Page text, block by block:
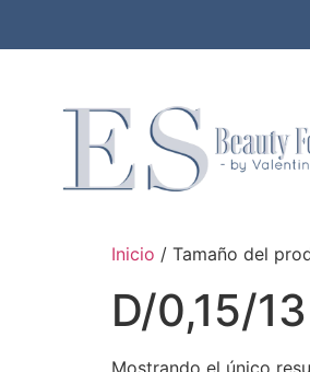
Inicio / Tamaño del
D/0,15/
Mostrando el único